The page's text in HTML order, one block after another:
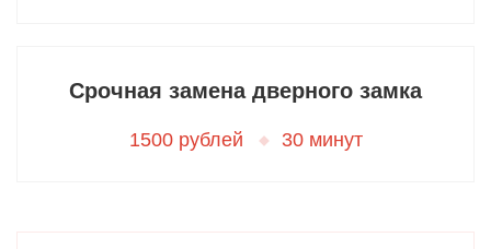
Срочная замена дверного замка
1500 рублей 30 минут